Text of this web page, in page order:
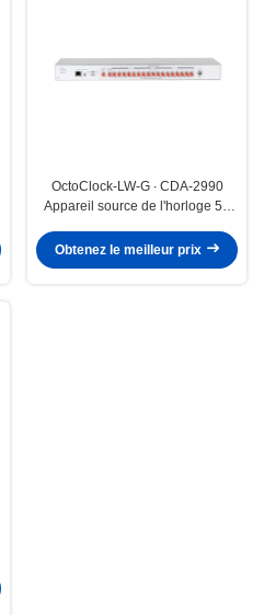
OctoClock-LW-G ∙ CDA-2990
Appareil source de l'horloge 50
haute précision
Obtenez le meilleur prix